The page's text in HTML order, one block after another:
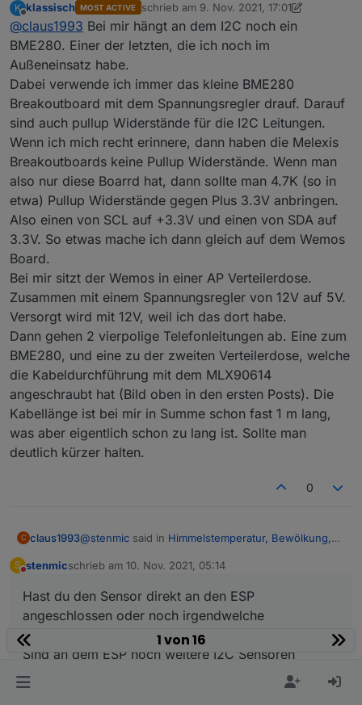
@klassisch
Erstmal Danke für deine ausführliche
Bei mir geht ESP Easy problemlos, der Sensor
ist schon im Paket drin.
Ich musste lediglich auf "Force Slow I2C
speed" stellen.
Ich muss meinen Aufstellort noch optimieren.
Aktuell ist der Sensor genau gegen Himmel
ausgerichtet, doch leider verfälscht dann das
Regenwasser (welches auf dem Sensor
verbleibt) die Temperatur. Ich werde ihn jetzt
doch leicht schräg anbringen, damit es
ablaufen kann.
Hatte es schon versucht aber leider hat es bei mir
nicht geklappt. Denke ich werde es noch mal
angehen...
Hast du den Sensor direkt an den ESP
angeschlossen oder noch irgendwelche
Wiederstände dazwischen geschaltet?
Sind an dem ESP noch weitere I2C Sensoren
angeschlossen?
K
Offline
klassisch MOST ACTIVE schrieb am 9. Nov. 2021, 17:01
zuletzt editiert von klassisch11. Sept. 2021,
@claus1993 Bei mir hängt an dem I2C noch ein
BME280. Einer der letzten, die ich noch im
Außeneinsatz habe.
Dabei verwende ich immer das kleine BME280
Breakoutboard mit dem Spannungsregler drauf. Darauf
sind auch pullup Widerstände für die I2C Leitungen.
Wenn ich mich recht erinnere, dann haben die Melexis
Breakoutboards keine Pullup Widerstände. Wenn man
also nur diese Boarrd hat, dann sollte man 4.7K (so in
etwa) Pullup Widerstände gegen Plus 3.3V anbringen.
Also einen von SCL auf +3.3V und einen von SDA auf
3.3V. So etwas mache ich dann gleich auf dem Wemos
Board.
Bei mir sitzt der Wemos in einer AP Verteilerdose.
Zusammen mit einem Spannungsregler von 12V auf 5V.
Versorgt wird mit 12V, weil ich das dort habe.
Dann gehen 2 vierpolige Telefonleitungen ab. Eine zum
BME280, und eine zu der zweiten Verteilerdose, welche
die Kabeldurchführung mit dem MLX90614
angeschraubt hat (Bild oben in den ersten Posts). Die
Kabellänge ist bei mir in Summe schon fast 1 m lang,
was aber eigentlich schon zu lang ist. Sollte man
deutlich kürzer halten.
0
C claus1993@stenmic said in Himmelstemperatur, Bewölkung,
Erstmal Danke für deine ausführliche
Erklärung.
Bei mir geht ESP Easy problemlos, der Sensor
ist schon im Paket drin.
Ich musste lediglich auf "Force Slow I2C
Hatte es schon versucht aber leider hat es bei mir
nicht geklappt. Denke ich werde es noch mal
Hast du den Sensor direkt an den ESP
angeschlossen oder noch irgendwelche
Sind an dem ESP noch weitere I2C Sensoren
S stenmicschrieb am 10. Nov. 2021, 05:14
zuletzt editiert von
Hast du den Sensor direkt an den ESP
angeschlossen oder noch irgendwelche
Wiederstände dazwischen geschaltet?
Sind an dem ESP noch weitere I2C Sensoren
angeschlossen?
1 von 16